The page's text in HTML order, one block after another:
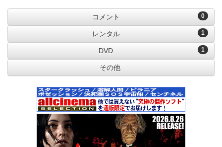
0
コメント
1
レンタル
1
DVD
その他